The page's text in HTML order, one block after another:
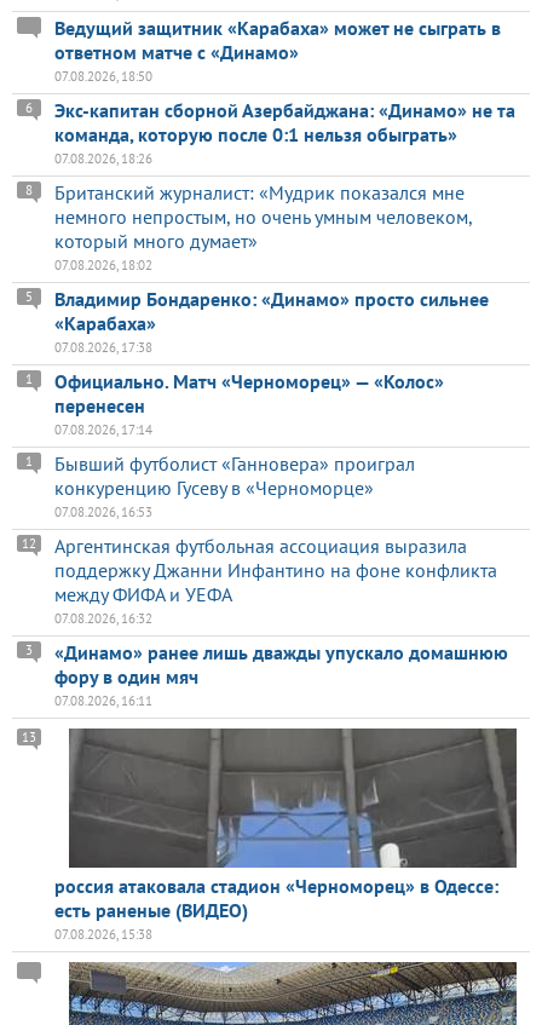
Ведущий защитник «Карабаха» может не сыграть в
ответном матче с «Динамо»
07.08.2026, 18:50
Экс-капитан сборной Азербайджана: «Динамо» не та
команда, которую после 0:1 нельзя обыграть»
6
07.08.2026, 18:26
Британский журналист: «Мудрик показался мне
немного непростым, но очень умным человеком,
который много думает»
8
07.08.2026, 18:02
Владимир Бондаренко: «Динамо» просто сильнее
«Карабаха»
5
07.08.2026, 17:38
Официально. Матч «Черноморец» — «Колос»
перенесен
1
07.08.2026, 17:14
Бывший футболист «Ганновера» проиграл
конкуренцию Гусеву в «Черноморце»
1
07.08.2026, 16:53
Аргентинская футбольная ассоциация выразила
поддержку Джанни Инфантино на фоне конфликта
между ФИФА и УЕФА
12
07.08.2026, 16:32
«Динамо» ранее лишь дважды упускало домашнюю
фору в один мяч
3
07.08.2026, 16:11
россия атаковала стадион «Черноморец» в Одессе:
есть раненые (ВИДЕО)
13
07.08.2026, 15:38